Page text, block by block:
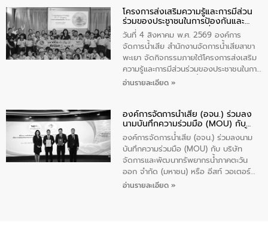
“ชุมชนร่วมใจ น้ำใสยั่งยืน” ได้บรรยายให้
ความรู้เกี่ยวกับการจัดการน้ำเสียและการใช้
ถังดักไขมันให้แก่นักเรียนโรงเรียนวัดบ่อ
(นันทวิทยา) เทศบาลนครปากเกร็ด อำเภอ
ปากเกร็ด จังหวัดนนทบุรี จำนวน 30 คน
โครงการส่งเสริมความรู้และการมีส่วน
ร่วมของประชาชนในการป้องกันและ
แก้ไขปัญหาน้ำเสียอย่างยั่งยืน
วันที่ 4 สิงหาคม พ.ศ. 2569 องค์การ
จัดการน้ำเสีย สำนักงานจัดการน้ำเสียสาขา
พะเยา จัดกิจกรรมภายใต้โครงการส่งเสริม
ความรู้และการมีส่วนร่วมของประชาชนในการ
ป้องกันและแก้ไขปัญหาน้ำเสียอย่างยั่งยืน
ชุมชนและการบำบัดน้ำเสียเบื้องต้น ให้กับ
นักเรียนชั้นประถมศึกษาปีที่ 5 โรงเรียน
เทศบาล 1 (พะเยาประชานุกูล) จำนวน 30
คน
อ่านรายละเอียด »
องค์การจัดการน้ำเสีย (อจน.) ร่วมลง
นามบันทึกความร่วมมือ (MOU) กับ
บริษัท จัดการและพัฒนาทรัพยากรน้ำ
ภาคตะวันออก จำกัด (มหาชน) หรือ อีส
ท์ วอเตอร์
องค์การจัดการน้ำเสีย (อจน.) ร่วมลงนาม
บันทึกความร่วมมือ (MOU) กับ บริษัท
จัดการและพัฒนาทรัพยากรน้ำภาคตะวัน
ออก จำกัด (มหาชน) หรือ อีสท์ วอเตอร์
เมื่อวันอังคารที่ 4 สิงหาคม 2569 ณ ห้อง
อ่านรายละเอียด »